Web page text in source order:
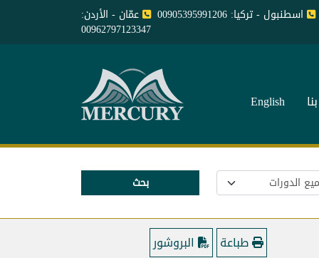
اسطنبول - تركيا: 00905395991206 عمّان - الأردن:
00962797123347
English
بحث
طباعة البروشور